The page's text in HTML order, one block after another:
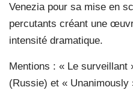
Venezia pour sa mise en
percutants créant une
intensité dramatique.
Mentions : « Le surveillant
(Russie) et « Unanimously